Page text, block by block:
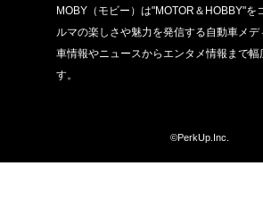
MOBY（モビー）は"MOTOR＆HOBBY"を
ルマの楽しさや魅力を発信する自動車メデ
車情報やニュースからエンタメ情報まで幅
す。
©PerkUp.Inc.